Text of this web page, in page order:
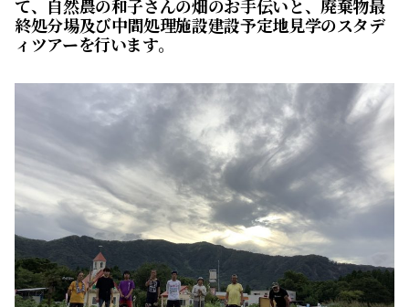
再
生
て、自然農の和子さんの畑のお手伝いと、廃棄物最
終処分場及び中間処理施設建設予定地見学のスタデ
ィツアーを行います。